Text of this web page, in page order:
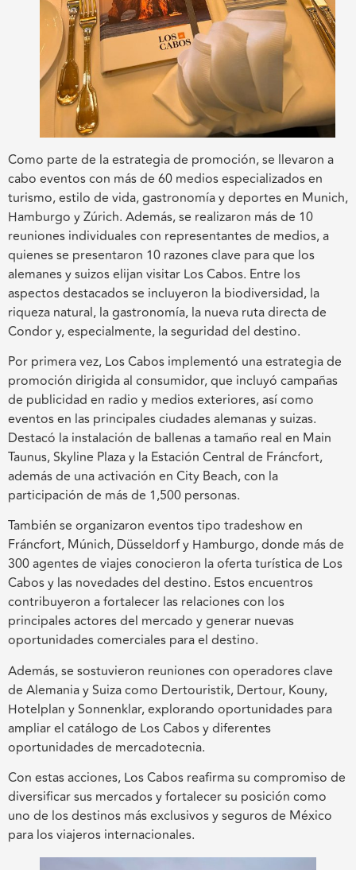
Como parte de la estrategia de promoción, se llevaron a
cabo eventos con más de 60 medios especializados en
turismo, estilo de vida, gastronomía y deportes en Munich,
Hamburgo y Zúrich. Además, se realizaron más de 10
reuniones individuales con representantes de medios, a
quienes se presentaron 10 razones clave para que los
alemanes y suizos elijan visitar Los Cabos. Entre los
aspectos destacados se incluyeron la biodiversidad, la
riqueza natural, la gastronomía, la nueva ruta directa de
Condor y, especialmente, la seguridad del destino.
Por primera vez, Los Cabos implementó una estrategia de
promoción dirigida al consumidor, que incluyó campañas
de publicidad en radio y medios exteriores, así como
eventos en las principales ciudades alemanas y suizas.
Destacó la instalación de ballenas a tamaño real en Main
Taunus, Skyline Plaza y la Estación Central de Fráncfort,
además de una activación en City Beach, con la
participación de más de 1,500 personas.
También se organizaron eventos tipo tradeshow en
Fráncfort, Múnich, Düsseldorf y Hamburgo, donde más de
300 agentes de viajes conocieron la oferta turística de Los
Cabos y las novedades del destino. Estos encuentros
contribuyeron a fortalecer las relaciones con los
principales actores del mercado y generar nuevas
oportunidades comerciales para el destino.
Además, se sostuvieron reuniones con operadores clave
de Alemania y Suiza como Dertouristik, Dertour, Kouny,
Hotelplan y Sonnenklar, explorando oportunidades para
ampliar el catálogo de Los Cabos y diferentes
oportunidades de mercadotecnia.
Con estas acciones, Los Cabos reafirma su compromiso de
diversificar sus mercados y fortalecer su posición como
uno de los destinos más exclusivos y seguros de México
para los viajeros internacionales.